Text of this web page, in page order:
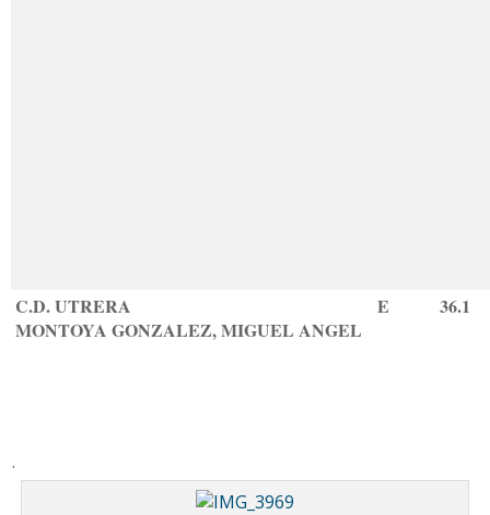
C.D. UTRERA
MONTOYA GONZALEZ, MIGUEL ANGEL
E 36.1
.